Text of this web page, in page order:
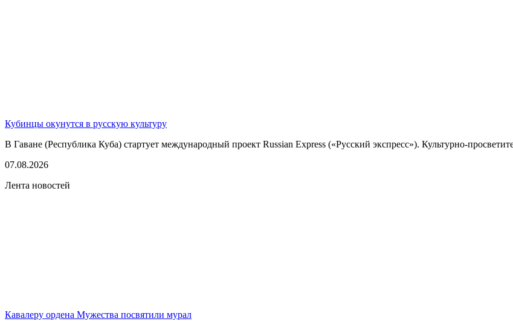
Кубинцы окунутся в русскую культуру
В Гаване (Республика Куба) стартует международный проект Russian Express («Русский экспресс»). Культурно-
07.08.2026
Лента новостей
Кавалеру ордена Мужества посвятили мурал